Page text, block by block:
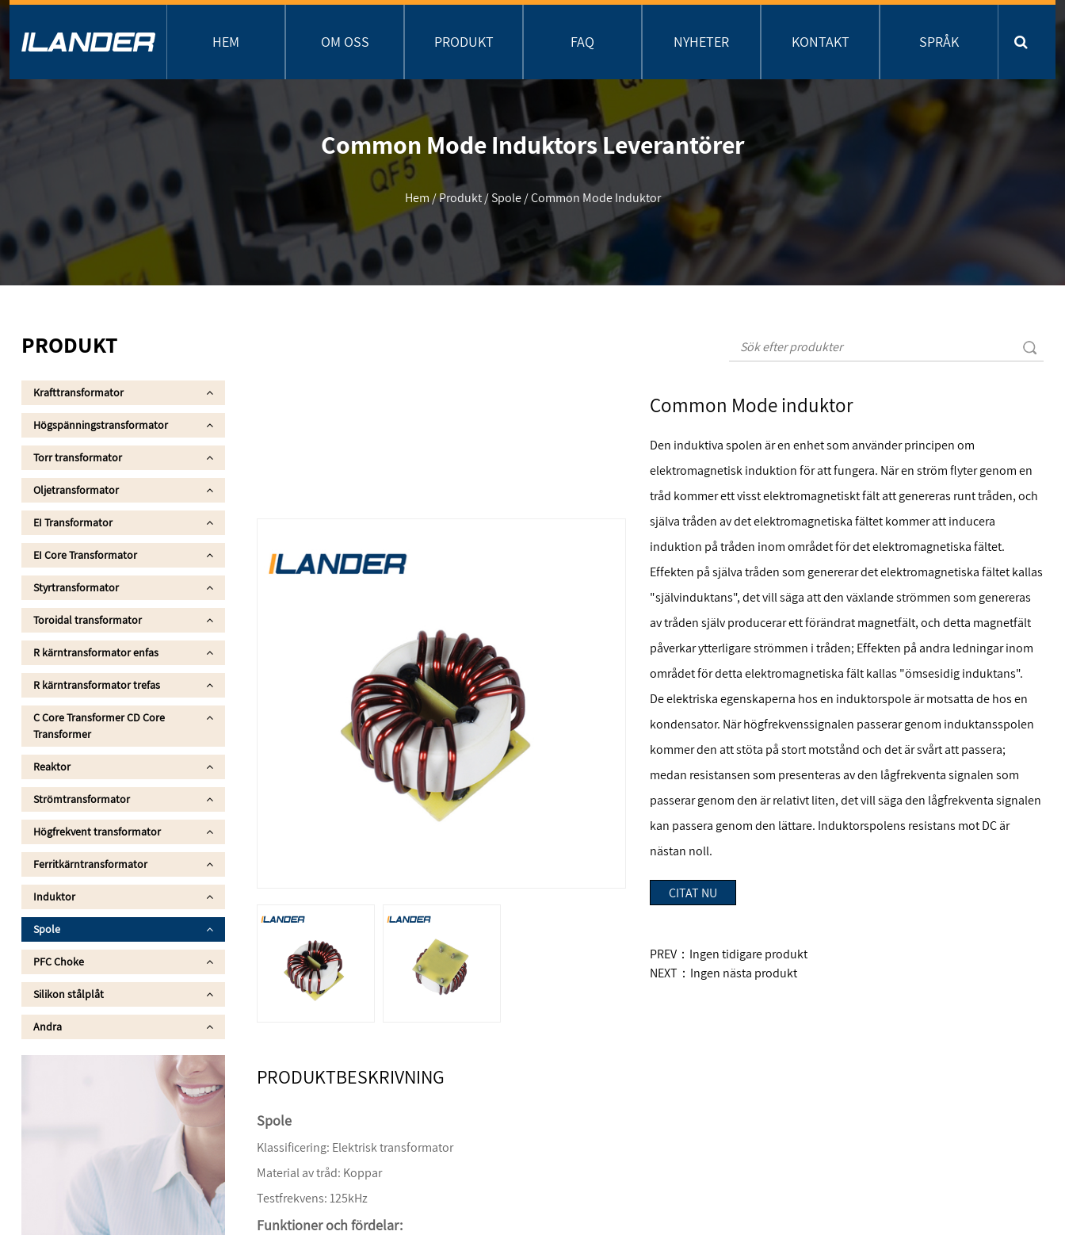
HEM OM OSS PRODUKT FAQ NYHETER KONTAKT SPRÅK
Common Mode Induktors Leverantörer
Hem/Produkt/Spole/Common Mode Induktor
PRODUKT
Krafttransformator
Högspänningstransformator
Torr transformator
Oljetransformator
EI Transformator
EI Core Transformator
Styrtransformator
Toroidal transformator
R kärntransformator enfas
R kärntransformator trefas
C Core Transformer CD Core
Transformer
Reaktor
Strömtransformator
Högfrekvent transformator
Ferritkärntransformator
Induktor
Spole
PFC Choke
Silikon stålplåt
Andra
Common Mode induktor
Den induktiva spolen är en enhet som använder principen om
elektromagnetisk induktion för att fungera. När en ström flyter genom en
tråd kommer ett visst elektromagnetiskt fält att genereras runt tråden, och
själva tråden av det elektromagnetiska fältet kommer att inducera
induktion på tråden inom området för det elektromagnetiska fältet.
Effekten på själva tråden som genererar det elektromagnetiska fältet kallas
"självinduktans", det vill säga att den växlande strömmen som genereras
av tråden själv producerar ett förändrat magnetfält, och detta magnetfält
påverkar ytterligare strömmen i tråden; Effekten på andra ledningar inom
området för detta elektromagnetiska fält kallas "ömsesidig induktans".
De elektriska egenskaperna hos en induktorspole är motsatta de hos en
kondensator. När högfrekvenssignalen passerar genom induktansspolen
kommer den att stöta på stort motstånd och det är svårt att passera;
medan resistansen som presenteras av den lågfrekventa signalen som
passerar genom den är relativt liten, det vill säga den lågfrekventa signalen
kan passera genom den lättare. Induktorspolens resistans mot DC är
nästan noll.
CITAT NU
PREV：Ingen tidigare produkt
NEXT：Ingen nästa produkt
PRODUKTBESKRIVNING
Spole
Klassificering: Elektrisk transformator
Material av tråd: Koppar
Testfrekvens: 125kHz
Funktioner och fördelar: